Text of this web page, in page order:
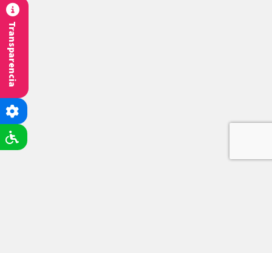
Transparencia